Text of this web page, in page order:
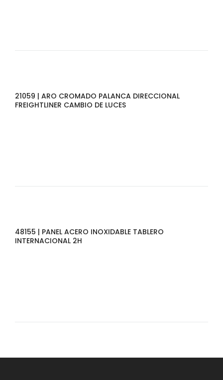
21059 | ARO CROMADO PALANCA DIRECCIONAL
FREIGHTLINER CAMBIO DE LUCES
48155 | PANEL ACERO INOXIDABLE TABLERO
INTERNACIONAL 2H